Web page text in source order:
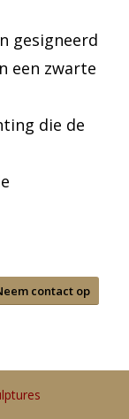
gesigneerd
een zwarte
die de
contact op